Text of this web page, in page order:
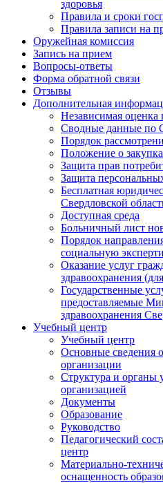
здоровья
Правила и сроки
Правила записи на
Оружейная комиссия
Запись на прием
Вопросы-ответы
Форма обратной связи
Отзывы
Дополнительная
Независимая оценка
Сводные данные по
Порядок
Положение о
Защита прав
Защита
Бесплатная
Свердловской
Доступная среда
Больничный лист
Порядок
социальную
Оказание услуг
здравоохранения
Государственные
предоставляемые
здравоохранения
Учебный центр
Учебный центр
Основные сведения
организации
Структура и органы
организацией
Документы
Образование
Руководство
Педагогический
центр
Материально-
оснащенность